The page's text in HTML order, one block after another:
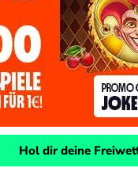
Hol dir deine